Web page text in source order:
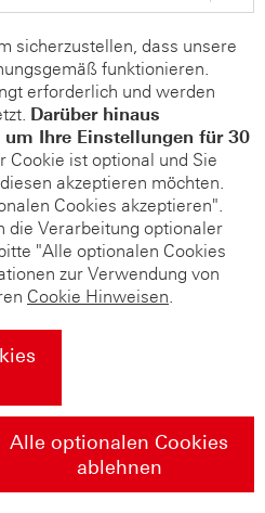
sicherzustellen, dass unsere
funktionieren.
erforderlich und werden
Darüber hinaus
Ihre Einstellungen für 30
Cookie ist optional und Sie
akzeptieren möchten.
Cookies akzeptieren".
die Verarbeitung optionaler
"Alle optionalen Cookies
zur Verwendung von
Cookie Hinweisen.
Alle optionalen Cookies
ablehnen